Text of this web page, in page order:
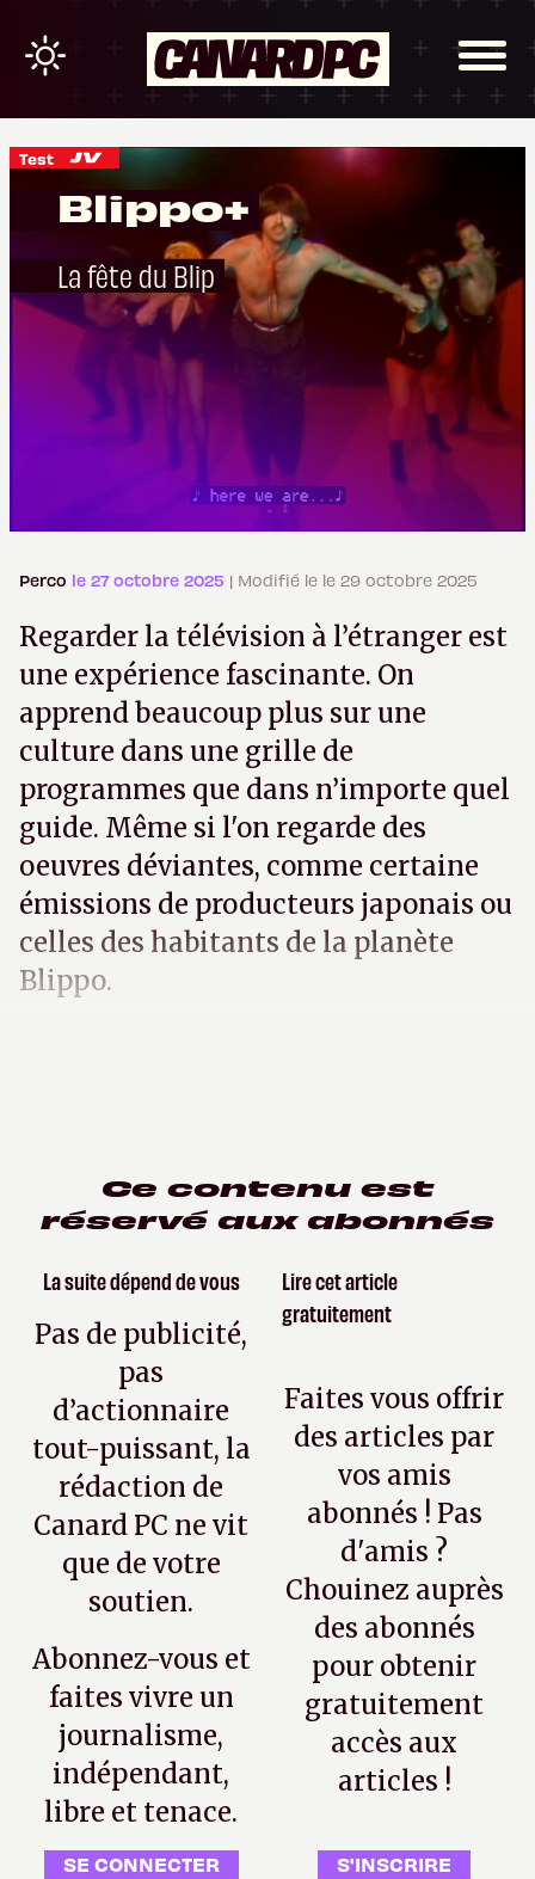
Test
Blippo+
La fête du Blip
Perco le 27 octobre 2025 | Modifié le le 29 octobre 2025
Regarder la télévision à l’étranger est
une expérience fascinante. On
apprend beaucoup plus sur une
culture dans une grille de
programmes que dans n’importe quel
guide. Même si l'on regarde des
oeuvres déviantes, comme certaine
émissions de producteurs japonais ou
celles des habitants de la planète
Blippo.
Ce contenu est
réservé aux abonnés
La suite dépend de vous
Pas de publicité,
pas
d’actionnaire
tout-puissant, la
rédaction de
Canard PC ne vit
que de votre
soutien.
Abonnez-vous et
faites vivre un
journalisme,
indépendant,
libre et tenace.
SE CONNECTER
Lire cet article
gratuitement
Faites vous offrir
des articles par
vos amis
abonnés ! Pas
d'amis ?
Chouinez auprès
des abonnés
pour obtenir
gratuitement
accès aux
articles !
S'INSCRIRE